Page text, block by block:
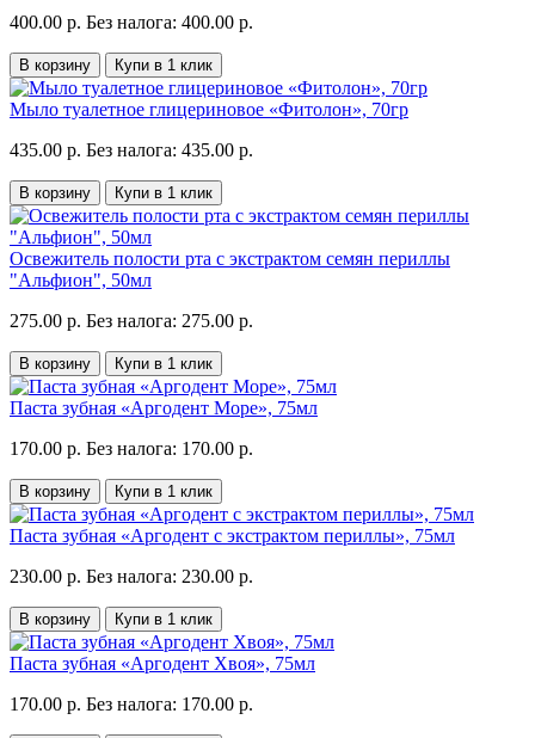
400.00 р. Без налога: 400.00 р.
В корзину Купи в 1 клик
Мыло туалетное глицериновое «Фитолон», 70гр
435.00 р. Без налога: 435.00 р.
В корзину Купи в 1 клик
Освежитель полости рта с экстрактом семян периллы
"Альфион", 50мл
275.00 р. Без налога: 275.00 р.
В корзину Купи в 1 клик
Паста зубная «Аргодент Море», 75мл
170.00 р. Без налога: 170.00 р.
В корзину Купи в 1 клик
Паста зубная «Аргодент с экстрактом периллы», 75мл
230.00 р. Без налога: 230.00 р.
В корзину Купи в 1 клик
Паста зубная «Аргодент Хвоя», 75мл
170.00 р. Без налога: 170.00 р.